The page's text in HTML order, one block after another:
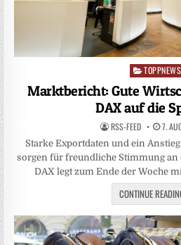
Posted
in
TOPPNEWS
Marktbericht: Gute
DAX auf die
RSS-FEED 7.
Starke Exportdaten und ein
sorgen für freundliche Stimmung
DAX legt zum Ende der Woche
CONTINUE